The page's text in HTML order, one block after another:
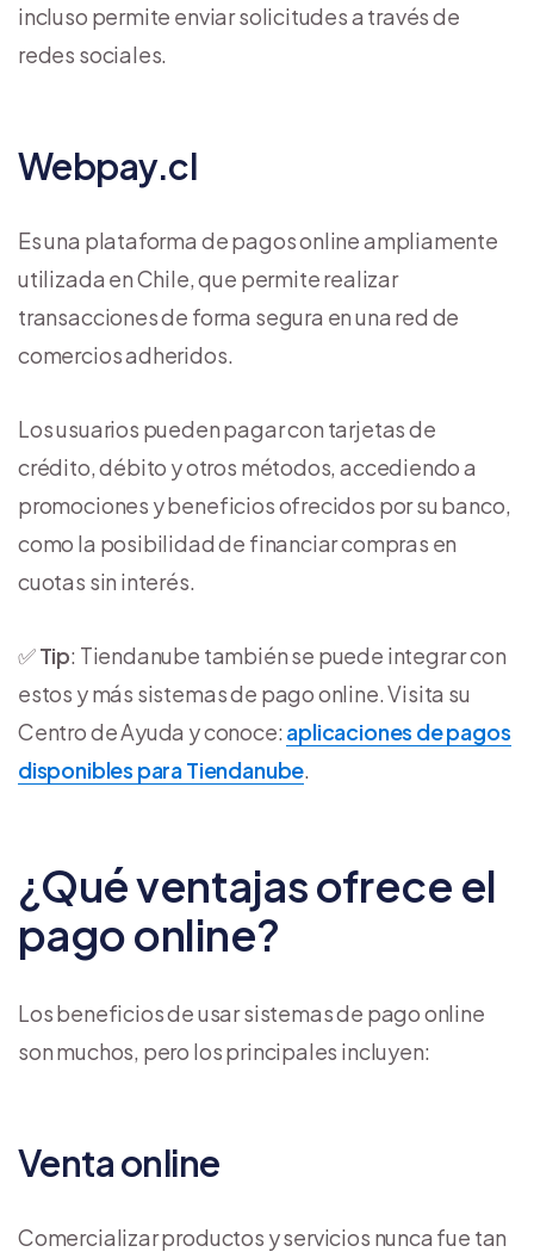
incluso permite enviar solicitudes a través de
redes sociales.
Webpay.cl
Es una plataforma de pagos online ampliamente
utilizada en Chile, que permite realizar
transacciones de forma segura en una red de
comercios adheridos.
Los usuarios pueden pagar con tarjetas de
crédito, débito y otros métodos, accediendo a
promociones y beneficios ofrecidos por su banco,
como la posibilidad de financiar compras en
cuotas sin interés.
✅Tip: Tiendanube también se puede integrar con
estos y más sistemas de pago online. Visita su
Centro de Ayuda y conoce: aplicaciones de pagos
disponibles para Tiendanube.
¿Qué ventajas ofrece el
pago online?
Los beneficios de usar sistemas de pago online
son muchos, pero los principales incluyen:
Venta online
Comercializar productos y servicios nunca fue tan